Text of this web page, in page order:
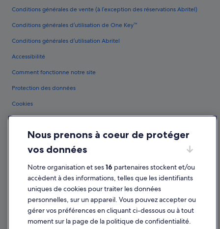
Conditions générales de vente (à l’exception des réservations Abritel)
Conditions générales d’utilisation de One Key™
Conditions générales d’utilisation Abritel
Accessibilité
Comment fonctionne notre site
Protection des données
Cookies
Mentions légales / Nous contacter
Directives de contenu et signalement de contenus
Assistance
Annuler votre vol
Annuler une réservation d'hôtel ou de location de vacances
Nous prenons à coeur de protéger
vos données
Notre organisation et ses16 partenaires stockent et/ou
accèdent à des informations, telles que les identifiants
uniques de cookies pour traiter les données
personnelles, sur un appareil. Vous pouvez accepter ou
gérer vos préférences en cliquant ci-dessous ou à tout
moment sur la page de la politique de confidentialité.